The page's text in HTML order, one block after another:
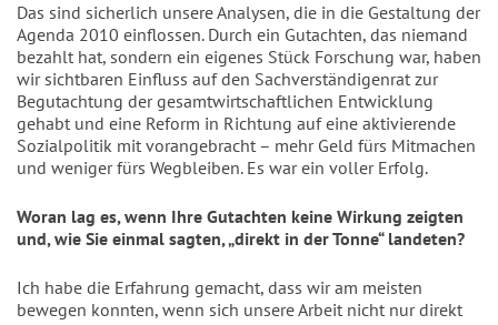
Das sind sicherlich unsere Analysen, die in die Gestaltung der
Agenda 2010 einflossen. Durch ein Gutachten, das niemand
bezahlt hat, sondern ein eigenes Stück Forschung war, haben
wir sichtbaren Einfluss auf den Sachverständigenrat zur
Begutachtung der gesamtwirtschaftlichen Entwicklung
gehabt und eine Reform in Richtung auf eine aktivierende
Sozialpolitik mit vorangebracht – mehr Geld fürs Mitmachen
und weniger fürs Wegbleiben. Es war ein voller Erfolg.
Woran lag es, wenn Ihre Gutachten keine Wirkung zeigten
und, wie Sie einmal sagten, „direkt in der Tonne“ landeten?
Ich habe die Erfahrung gemacht, dass wir am meisten
bewegen konnten, wenn sich unsere Arbeit nicht nur direkt